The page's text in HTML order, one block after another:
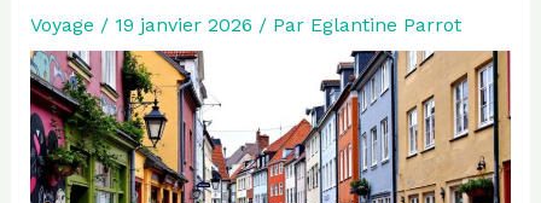
Voyage / 19 janvier 2026 / Par Eglantine Parrot